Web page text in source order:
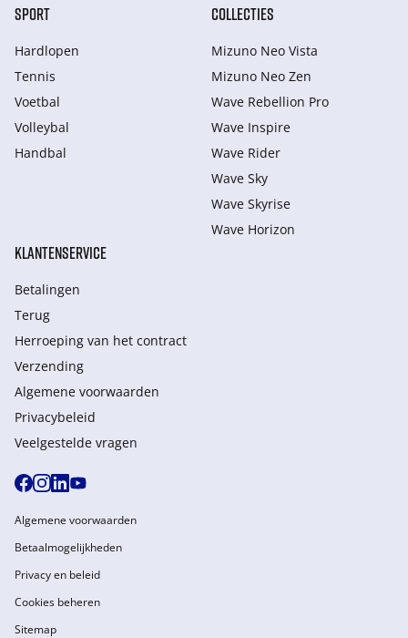
SPORT
Hardlopen
Tennis
Voetbal
Volleybal
Handbal
COLLECTIES
Mizuno Neo Vista
Mizuno Neo Zen
Wave Rebellion Pro
Wave Inspire
Wave Rider
Wave Sky
Wave Skyrise
Wave Horizon
KLANTENSERVICE
Betalingen
Terug
Herroeping van het contract
Verzending
Algemene voorwaarden
Privacybeleid
Veelgestelde vragen
Algemene voorwaarden
Betaalmogelijkheden
Privacy en beleid
Cookies beheren
Sitemap